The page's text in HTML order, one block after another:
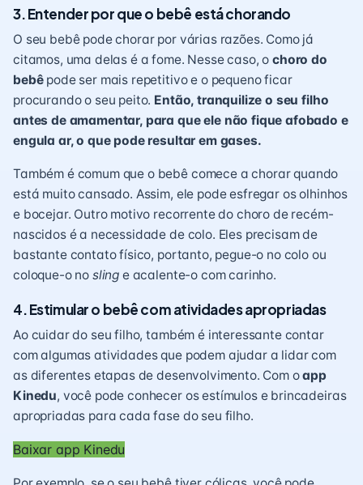
3. Entender por que o bebê está chorando
O seu bebê pode chorar por várias razões. Como já
citamos, uma delas é a fome. Nesse caso, ochoro do
bebêpode ser mais repetitivo e o pequeno ficar
procurando o seu peito. Então, tranquilize o seu filho
antes de amamentar, para que ele não fique afobado e
engula ar, o que pode resultar em gases.
Também é comum que o bebê comece a chorar quando
está muito cansado. Assim, ele pode esfregar os olhinhos
e bocejar. Outro motivo recorrente do choro de recém-
nascidos é a necessidade de colo. Eles precisam de
bastante contato físico, portanto, pegue-o no colo ou
coloque-o no sling e acalente-o com carinho.
4. Estimular o bebê com atividades apropriadas
Ao cuidar do seu filho, também é interessante contar
com algumas atividades que podem ajudar a lidar com
as diferentes etapas de desenvolvimento. Com oapp
Kinedu, você pode conhecer os estímulos e brincadeiras
apropriadas para cada fase do seu filho.
Baixar app Kinedu